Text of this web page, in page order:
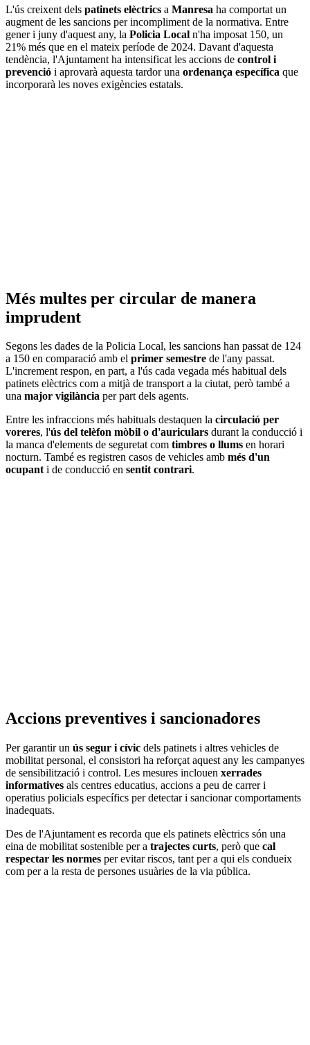
L'ús creixent dels patinets elèctrics a Manresa ha comportat un
augment de les sancions per incompliment de la normativa. Entre
gener i juny d'aquest any, la Policia Local n'ha imposat 150, un
21% més que en el mateix període de 2024. Davant d'aquesta
tendència, l'Ajuntament ha intensificat les accions de control i
prevenció i aprovarà aquesta tardor una ordenança específica que
incorporarà les noves exigències estatals.
Més multes per circular de manera
imprudent
Segons les dades de la Policia Local, les sancions han passat de 124
a 150 en comparació amb el primer semestre de l'any passat.
L'increment respon, en part, a l'ús cada vegada més habitual dels
patinets elèctrics com a mitjà de transport a la ciutat, però també a
una major vigilància per part dels agents.
Entre les infraccions més habituals destaquen la circulació per
voreres, l'ús del telèfon mòbil o d'auriculars durant la conducció i
la manca d'elements de seguretat com timbres o llums en horari
nocturn. També es registren casos de vehicles amb més d'un
ocupanti de conducció en sentit contrari.
Accions preventives i sancionadores
Per garantir un ús segur i cívic dels patinets i altres vehicles de
mobilitat personal, el consistori ha reforçat aquest any les campanyes
de sensibilització i control. Les mesures inclouen xerrades
informatives als centres educatius, accions a peu de carrer i
operatius policials específics per detectar i sancionar comportaments
inadequats.
Des de l'Ajuntament es recorda que els patinets elèctrics són una
eina de mobilitat sostenible per a trajectes curts, però que cal
respectar les normes per evitar riscos, tant per a qui els condueix
com per a la resta de persones usuàries de la via pública.